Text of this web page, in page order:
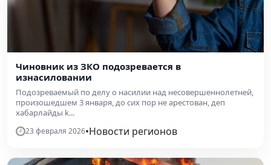
Чиновник из ЗКО подозревается в
изнасиловании
Подозреваемый по делу о насилии над несовершеннолетней,
произошедшем 3 января, до сих пор не арестован, деп
хабарлайды k...
23 февраля 2026•Новости регионов